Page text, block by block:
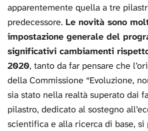
apparentemente quella a tre
predecessore. Le novità sono
impostazione generale del
significativi cambiamenti
2020, tanto da far pensare che
della Commissione “Evoluzione,
sia stato nella realtà superato dai
pilastro, dedicato al sostegno
scientifica e alla ricerca di base,